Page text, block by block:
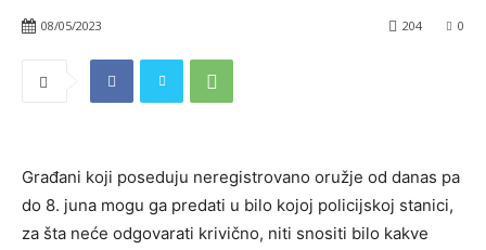
08/05/2023 0
204
Građani koji poseduju neregistrovano oružje od danas pa
do 8. juna mogu ga predati u bilo kojoj policijskoj stanici,
za šta neće odgovarati krivično, niti snositi bilo kakve